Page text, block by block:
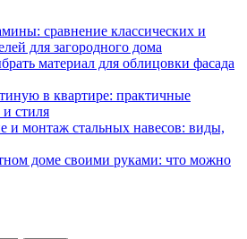
сравнение классических и
для загородного дома
материал для облицовки фасада
в квартире: практичные
стиля
и монтаж стальных навесов: виды,
доме своими руками: что можно